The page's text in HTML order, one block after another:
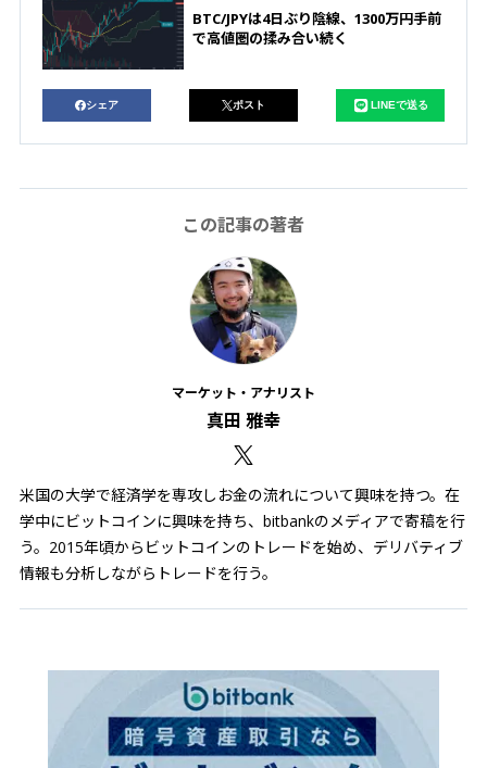
BTC/JPYは4日ぶり陰線、1300万円手前
で高値圏の揉み合い続く
シェア ポスト LINEで送る
この記事の著者
マーケット・アナリスト
真田 雅幸
米国の大学で経済学を専攻しお金の流れについて興味を持つ。在
学中にビットコインに興味を持ち、bitbankのメディアで寄稿を行
う。2015年頃からビットコインのトレードを始め、デリバティブ
情報も分析しながらトレードを行う。